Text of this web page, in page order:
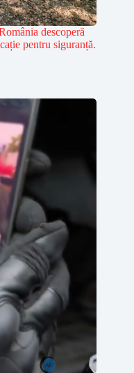
descoperă
pentru siguranță.